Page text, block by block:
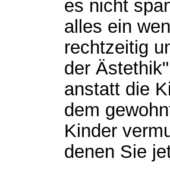
es nicht
alles ein
rechtzeitig
der
anstatt die
dem
Kinder
denen Sie